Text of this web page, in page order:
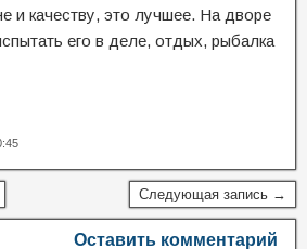
и качеству, это лучшее. На дворе
его в деле, отдых, рыбалка
Следующая запись →
Оставить комментарий